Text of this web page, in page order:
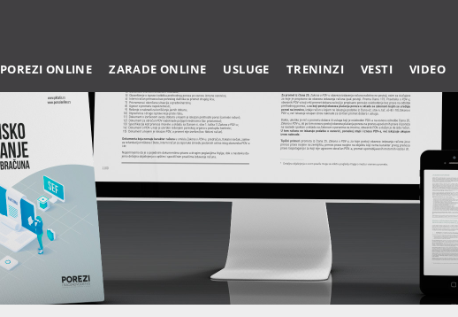
POREZI ONLINE ZARADE ONLINE USLUGE TRENINZI VESTI VIDEO